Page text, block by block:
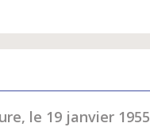
le 19 janvier 1955